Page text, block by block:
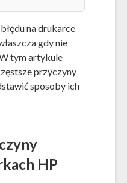
na drukarce
gdy nie
tym artykule
przyczyny
sposoby ich
HP